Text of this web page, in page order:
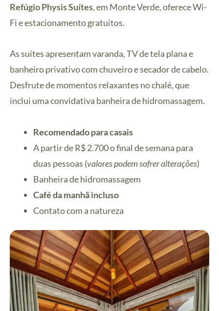
Refúgio Physis Suítes, em Monte Verde, oferece Wi-
Fi e estacionamento gratuitos.
As suítes apresentam varanda, TV de tela plana e
banheiro privativo com chuveiro e secador de cabelo.
Desfrute de momentos relaxantes no chalé, que
inclui uma convidativa banheira de hidromassagem.
Recomendado para casais
A partir de R$ 2.700 o final de semana para
duas pessoas (valores podem sofrer alterações)
Banheira de hidromassagem
Café da manhã incluso
Contato com a natureza